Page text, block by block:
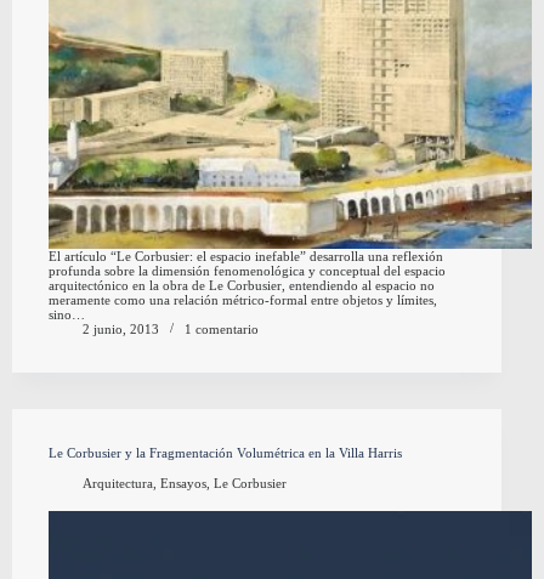
El artículo “Le Corbusier: el espacio inefable” desarrolla una reflexión
profunda sobre la dimensión fenomenológica y conceptual del espacio
arquitectónico en la obra de Le Corbusier, entendiendo al espacio no
meramente como una relación métrico-formal entre objetos y límites,
sino…
2 junio, 2013
1 comentario
Le Corbusier y la Fragmentación Volumétrica en la Villa Harris
Arquitectura, Ensayos, Le Corbusier